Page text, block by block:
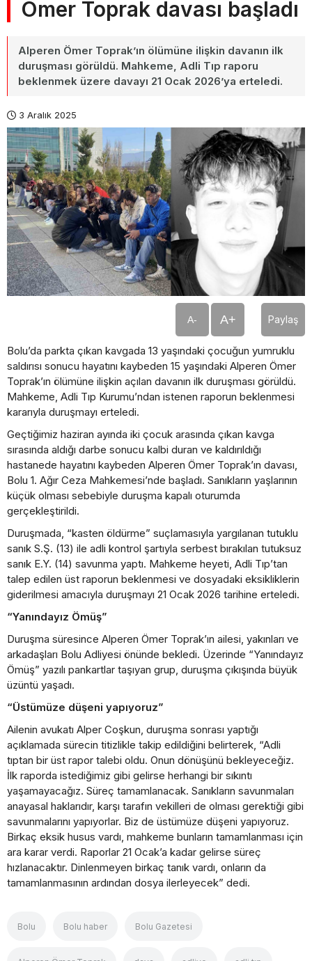
Ömer Toprak davası başladı
Alperen Ömer Toprak’ın ölümüne ilişkin davanın ilk
duruşması görüldü. Mahkeme, Adli Tıp raporu
beklenmek üzere davayı 21 Ocak 2026’ya erteledi.
3 Aralık 2025
A- A+ Paylaş
Bolu’da parkta çıkan kavgada 13 yaşındaki çocuğun yumruklu
saldırısı sonucu hayatını kaybeden 15 yaşındaki Alperen Ömer
Toprak’ın ölümüne ilişkin açılan davanın ilk duruşması görüldü.
Mahkeme, Adli Tıp Kurumu’ndan istenen raporun beklenmesi
kararıyla duruşmayı erteledi.
Geçtiğimiz haziran ayında iki çocuk arasında çıkan kavga
sırasında aldığı darbe sonucu kalbi duran ve kaldırıldığı
hastanede hayatını kaybeden Alperen Ömer Toprak’ın davası,
Bolu 1. Ağır Ceza Mahkemesi’nde başladı. Sanıkların yaşlarının
küçük olması sebebiyle duruşma kapalı oturumda
gerçekleştirildi.
Duruşmada, “kasten öldürme” suçlamasıyla yargılanan tutuklu
sanık S.Ş. (13) ile adli kontrol şartıyla serbest bırakılan tutuksuz
sanık E.Y. (14) savunma yaptı. Mahkeme heyeti, Adli Tıp’tan
talep edilen üst raporun beklenmesi ve dosyadaki eksikliklerin
giderilmesi amacıyla duruşmayı 21 Ocak 2026 tarihine erteledi.
“Yanındayız Ömüş”
Duruşma süresince Alperen Ömer Toprak’ın ailesi, yakınları ve
arkadaşları Bolu Adliyesi önünde bekledi. Üzerinde “Yanındayız
Ömüş” yazılı pankartlar taşıyan grup, duruşma çıkışında büyük
üzüntü yaşadı.
“Üstümüze düşeni yapıyoruz”
Ailenin avukatı Alper Coşkun, duruşma sonrası yaptığı
açıklamada sürecin titizlikle takip edildiğini belirterek, “Adli
tıptan bir üst rapor talebi oldu. Onun dönüşünü bekleyeceğiz.
İlk raporda istediğimiz gibi gelirse herhangi bir sıkıntı
yaşamayacağız. Süreç tamamlanacak. Sanıkların savunmaları
anayasal haklarıdır, karşı tarafın vekilleri de olması gerektiği gibi
savunmalarını yapıyorlar. Biz de üstümüze düşeni yapıyoruz.
Birkaç eksik husus vardı, mahkeme bunların tamamlanması için
ara karar verdi. Raporlar 21 Ocak’a kadar gelirse süreç
hızlanacaktır. Dinlenmeyen birkaç tanık vardı, onların da
tamamlanmasının ardından dosya ilerleyecek” dedi.
Bolu Bolu haber Bolu Gazetesi